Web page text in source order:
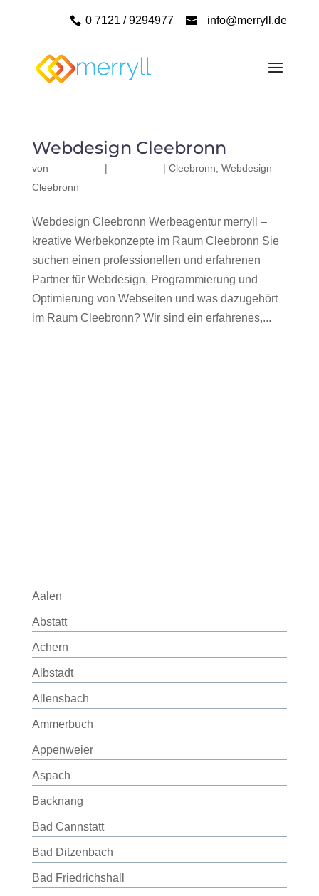
0 7121 / 9294977 info@merryll.de
Webdesign Cleebronn
von | | Cleebronn Webdesign
Cleebronn
Webdesign Cleebronn Werbeagentur merryll –
kreative Werbekonzepte im Raum Cleebronn Sie
suchen einen professionellen und erfahrenen
Partner für Webdesign, Programmierung und
Optimierung von Webseiten und was dazugehört
im Raum Cleebronn? Wir sind ein erfahrenes,...
Aalen
Abstatt
Achern
Albstadt
Allensbach
Ammerbuch
Appenweier
Aspach
Backnang
Bad Cannstatt
Bad Ditzenbach
Bad Friedrichshall